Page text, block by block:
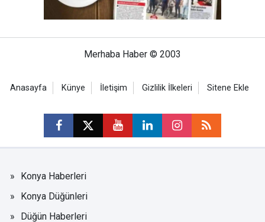
Merhaba Haber © 2003
Anasayfa Künye İletişim Gizlilik İlkeleri Sitene Ekle
Konya Haberleri
Konya Düğünleri
Düğün Haberleri